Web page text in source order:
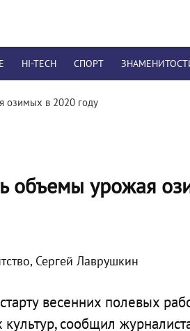
HI-TECH СПОРТ
озимых в 2020 году
объемы урожая
Сергей Лаврушкин
весенних полевых
сообщил